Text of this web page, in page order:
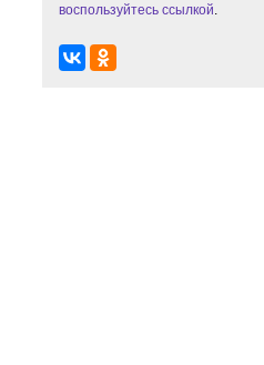
воспользуйтесь ссылкой